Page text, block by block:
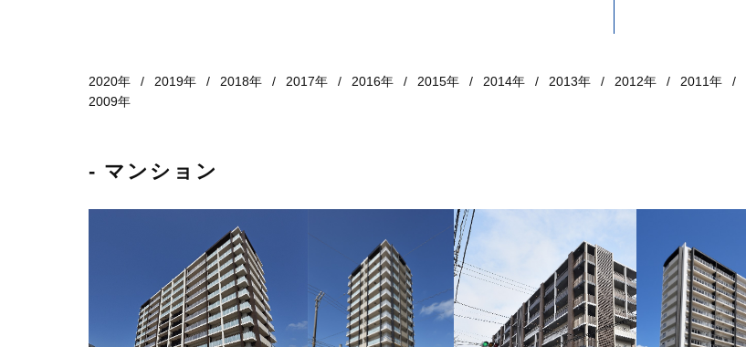
2020年 2019年 2018年 2017年 2016年 2015年 2014年 2013年 2012年 2011年
2009年
- マンション